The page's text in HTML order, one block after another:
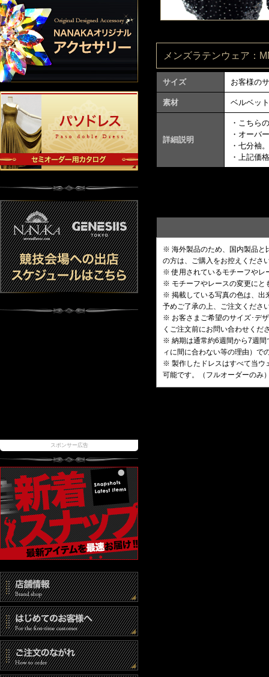
スポンサー広告
メンズラテンウェア：
サイズ お客様の
素材 ベルベット
詳細説明
・こちら
・オーバ
・七分袖
・上記価
※ 海外製品のため、国内製品と
の方は、ご購入をお控えくださ
※ 使用されているモチーフやレ
※ モチーフやレースの変更にと
※ 掲載している写真の色は、出
予めご了承の上、ご注文くださ
※ お客さまご希望のサイズ･デ
くご注文前にお問い合わせくだ
※ 納期は通常約6週間から7週間
ィに間に合わない等の理由）で
※ 製作したドレスはすべて当ウ
可能です。（フルオーダーのみ